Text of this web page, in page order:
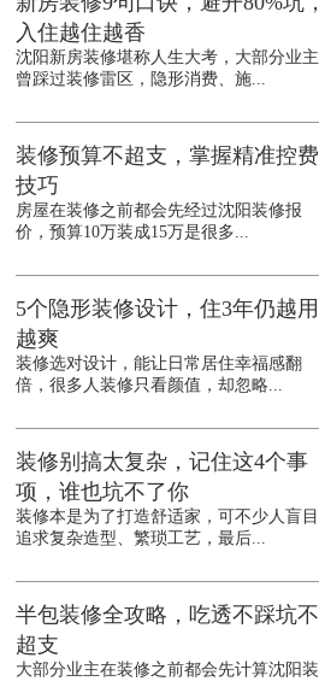
入住越住越香
沈阳新房装修堪称人生大考，大部分业主
曾踩过装修雷区，隐形消费、施...
装修预算不超支，掌握精准控费
技巧
房屋在装修之前都会先经过沈阳装修报
价，预算10万装成15万是很多...
5个隐形装修设计，住3年仍越用
越爽
装修选对设计，能让日常居住幸福感翻
倍，很多人装修只看颜值，却忽略...
装修别搞太复杂，记住这4个事
项，谁也坑不了你
装修本是为了打造舒适家，可不少人盲目
追求复杂造型、繁琐工艺，最后...
半包装修全攻略，吃透不踩坑不
超支
大部分业主在装修之前都会先计算沈阳装